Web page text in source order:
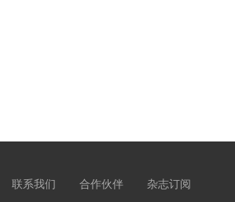
联系我们 合作伙伴 杂志订阅